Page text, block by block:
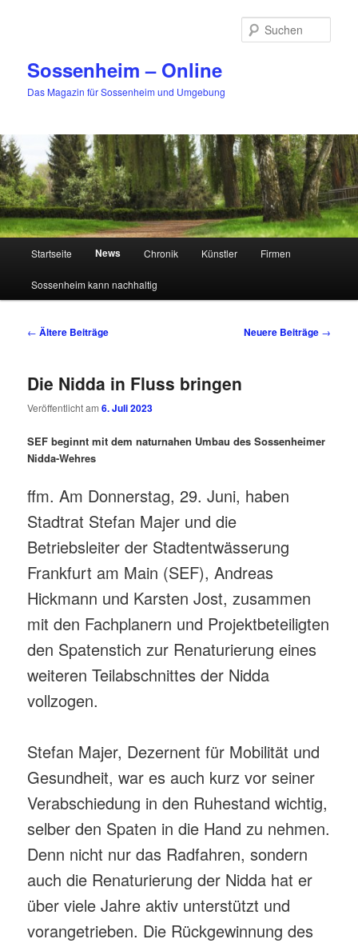
Sossenheim – Online
Das Magazin für Sossenheim und Umgebung
Startseite News Chronik Künstler Firmen
Sossenheim kann nachhaltig
Beitragsnavigation
← Ältere Beiträge Neuere Beiträge →
Die Nidda in Fluss bringen
Veröffentlicht am6. Juli 2023
SEF beginnt mit dem naturnahen Umbau des Sossenheimer
Nidda-Wehres
ffm. Am Donnerstag, 29. Juni, haben
Stadtrat Stefan Majer und die
Betriebsleiter der Stadtentwässerung
Frankfurt am Main (SEF), Andreas
Hickmann und Karsten Jost, zusammen
mit den Fachplanern und Projektbeteiligten
den Spatenstich zur Renaturierung eines
weiteren Teilabschnittes der Nidda
vollzogen.
Stefan Majer, Dezernent für Mobilität und
Gesundheit, war es auch kurz vor seiner
Verabschiedung in den Ruhestand wichtig,
selber den Spaten in die Hand zu nehmen.
Denn nicht nur das Radfahren, sondern
auch die Renaturierung der Nidda hat er
über viele Jahre aktiv unterstützt und
vorangetrieben. Die Rückgewinnung des